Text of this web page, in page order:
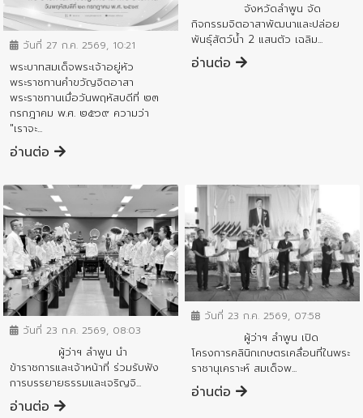
ข่าวกิจกรรมสำคัญจังหวัด
วันที่ 27 ก.ค. 2569, 10:21
พระบาทสมเด็จพระเจ้าอยู่หัว
พระราชทานคำขวัญจิตอาสา
พระราชทานเมื่อวันพฤหัสบดีที่ ๒๓
กรกฎาคม พ.ศ. ๒๕๖๙ ความว่า
"เราจะ...
อ่านต่อ
จังหวัดลำพูน จัด
กิจกรรมจิตอาสาพัฒนาและปล่อย
พันธุ์สัตว์น้ำ 2 แสนตัว เฉลิม...
อ่านต่อ
ข่าวกิจกรรมสำคัญจังหวัด
วันที่ 23 ก.ค. 2569, 08:03
ผู้ว่าฯ ลำพูน นำ
ข้าราชการและเจ้าหน้าที่ ร่วมรับฟัง
การบรรยายธรรมและเจริญจิ...
อ่านต่อ
ข่าวกิจกรรมสำคัญจังหวัด
วันที่ 23 ก.ค. 2569, 07:58
ผู้ว่าฯ ลำพูน เปิด
โครงการคลินิกเกษตรเคลื่อนที่ในพระ
ราชานุเคราะห์ สมเด็จพ...
อ่านต่อ